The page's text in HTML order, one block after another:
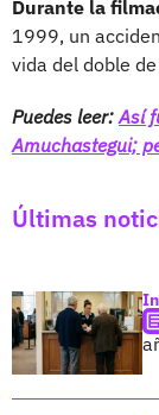
Durante la
1999, un
vida del doble
Puedes leer: Así
Amuchastegui;
Últimas